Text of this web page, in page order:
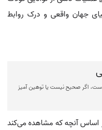
جهان واقعی و درک روابط
اگر صحیح نیست یا توهین آمیز
اساس آنچه که مشاهده می‌کند